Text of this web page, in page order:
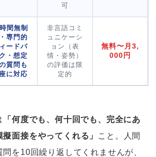
可
間無制
専門的
ードバ
・想定
質問も
に対応
非言語コミ
ュニケーシ
ョン（表
情・姿勢）
の評価は限
定的
無料〜月3,
000円
「何度でも、何十回でも、完全にあ
面接をやってくれる」
こと。人間
を10回繰り返してくれませんが、